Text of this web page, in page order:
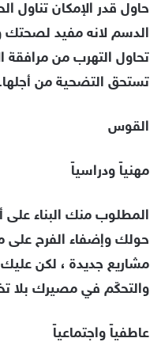
حاول قدر الإمكان تناول
الدسم لانه مفيد
تحاول التهرب من مرافقة
تستحق التضحية من أجلها.
القوس
مهنياً ودراسياً
المطلوب منك البناء على
حولك وإضفاء الفرح على
مشاريع جديدة ، لكن
والتحكّم في مصيرك بلا
عاطفياً واجتماعياً